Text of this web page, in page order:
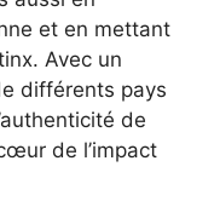
et en mettant
Avec un
différents pays
de
de l’impact